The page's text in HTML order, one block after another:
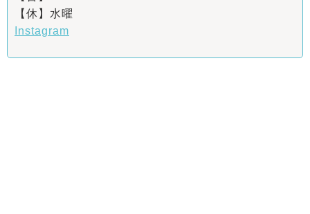
【休】水曜
Instagram